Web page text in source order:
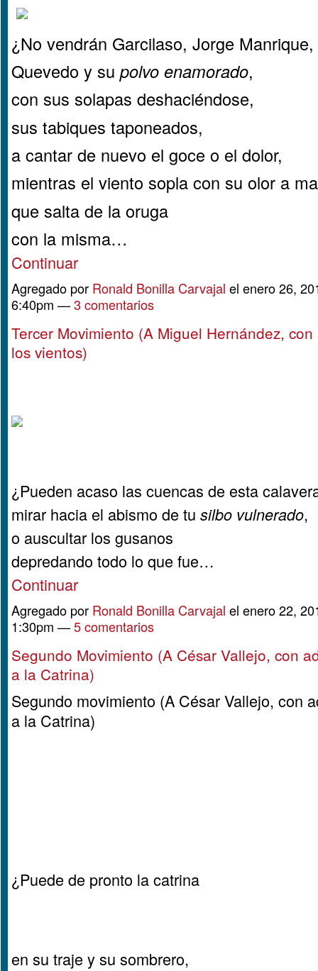
¿No vendrán Garcilaso, Jorge Manrique,
Quevedo y su polvo enamorado,
con sus solapas deshaciéndose,
sus tabiques taponeados,
a cantar de nuevo el goce o el dolor,
mientras el viento sopla con su olor a
que salta de la oruga
con la misma…
Continuar
Agregado por Ronald Bonilla Carvajal el enero 26,
6:40pm —3 comentarios
Tercer Movimiento (A Miguel Hernández,
los vientos)
¿Pueden acaso las cuencas de esta
mirar hacia el abismo de tu silbo vulnerado,
o auscultar los gusanos
depredando todo lo que fue…
Continuar
Agregado por Ronald Bonilla Carvajal el enero 22,
1:30pm —5 comentarios
Segundo Movimiento (A César Vallejo, con
a la Catrina)
Segundo movimiento (A César Vallejo, con
a la Catrina)
¿Puede de pronto la catrina
en su traje y su sombrero,